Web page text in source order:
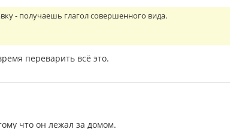
- получаешь глагол совершенного вида.
переварить всё это.
что он лежал за домом.